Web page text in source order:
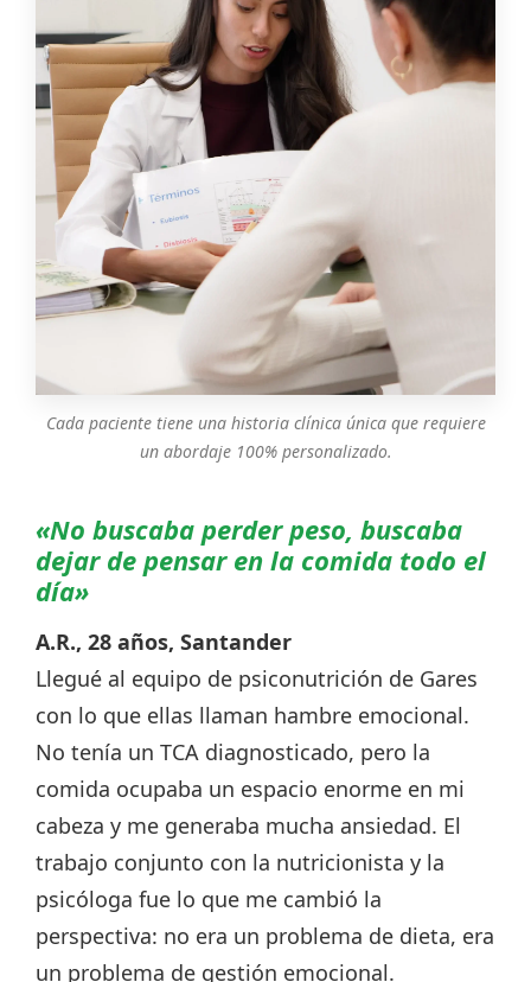
Cada paciente tiene una historia clínica única que requiere
un abordaje 100% personalizado.
«No buscaba perder peso, buscaba
dejar de pensar en la comida todo el
día»
A.R., 28 años, Santander
Llegué al equipo de psiconutrición de Gares
con lo que ellas llaman hambre emocional.
No tenía un TCA diagnosticado, pero la
comida ocupaba un espacio enorme en mi
cabeza y me generaba mucha ansiedad. El
trabajo conjunto con la nutricionista y la
psicóloga fue lo que me cambió la
perspectiva: no era un problema de dieta, era
un problema de gestión emocional.